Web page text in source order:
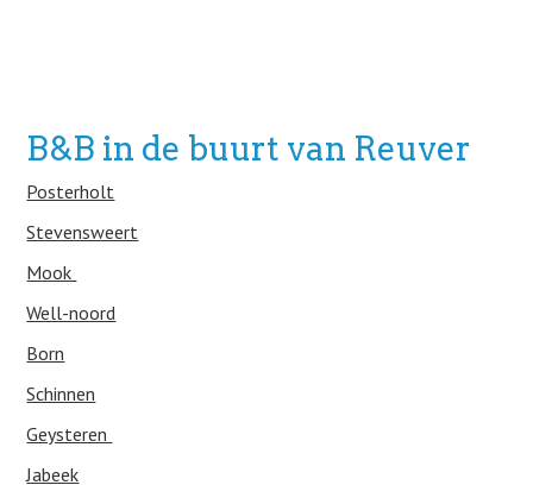
B&B in de buurt van Reuver
Posterholt
Stevensweert
Mook
Well-noord
Born
Schinnen
Geysteren
Jabeek